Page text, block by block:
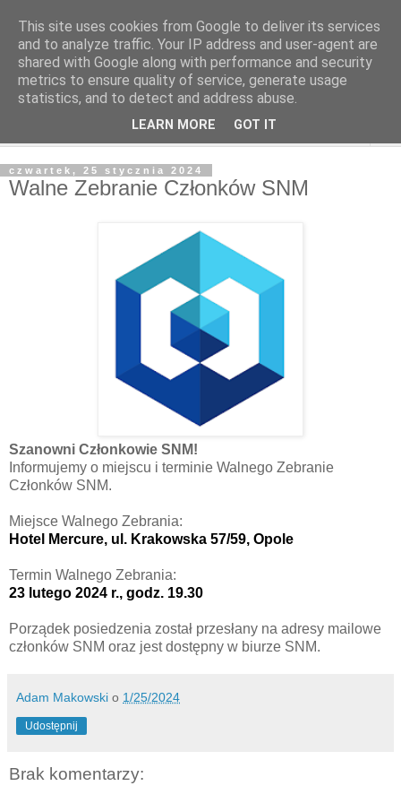
czwartek, 25 stycznia 2024
Walne Zebranie Członków SNM
Szanowni Członkowie SNM!
Informujemy o miejscu i terminie Walnego Zebranie
Członków SNM.
Miejsce Walnego Zebrania:
Hotel Mercure, ul. Krakowska 57/59, Opole
Termin Walnego Zebrania:
23 lutego 2024 r., godz. 19.30
Porządek posiedzenia został przesłany na adresy mailowe
członków SNM oraz jest dostępny w biurze SNM.
Adam Makowski o 1/25/2024
Udostępnij
Brak komentarzy:
This site uses cookies from Google to deliver its services
and to analyze traffic. Your IP address and user-agent are
shared with Google along with performance and security
metrics to ensure quality of service, generate usage
statistics, and to detect and address abuse.
LEARN MORE GOT IT